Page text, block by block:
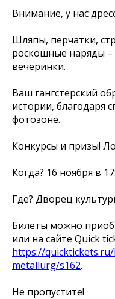
Внимание, у нас
Шляпы, перчатки,
роскошные наряды –
вечеринки.
Ваш гангстерский
истории, благодаря
фотозоне.
Конкурсы и призы!
Когда? 16 ноября в
Где? Дворец
Билеты можно
или на сайте Quick
https://
metallurg/s162.
Не пропустите!